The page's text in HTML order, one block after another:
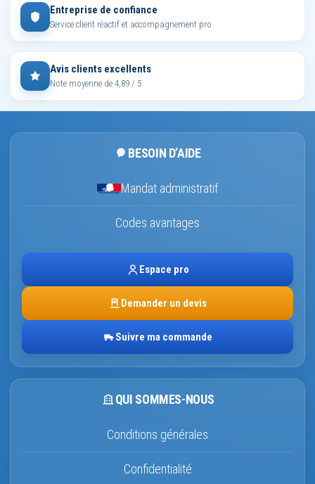
Entreprise de confiance
Service client réactif et accompagnement pro
Avis clients excellents
Note moyenne de 4,89 / 5
BESOIN D’AIDE
Mandat administratif
Codes avantages
Espace pro
Demander un devis
Suivre ma commande
QUI SOMMES-NOUS
Conditions générales
Confidentialité